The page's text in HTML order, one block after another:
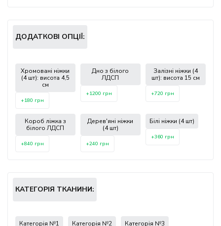
ДОДАТКОВІ ОПЦІЇ:
Хромовані ніжки
(4 шт): висота 4,5
см
+180 грн
Дно з білого
ЛДСП
+1200 грн
Залізні ніжки (4
шт): висота 15 см
+720 грн
Короб ліжка з
білого ЛДСП
+840 грн
Дерев'яні ніжки
(4 шт)
+240 грн
Білі ніжки (4 шт)
+360 грн
КАТЕГОРІЯ ТКАНИНИ:
Категорія №1 Категорія №2 Категорія №3